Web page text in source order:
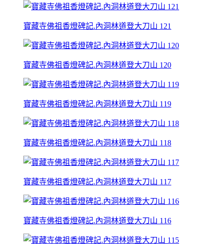
寶藏寺佛祖香燈碑記.內洞林道登大刀山 121
寶藏寺佛祖香燈碑記.內洞林道登大刀山 120
寶藏寺佛祖香燈碑記.內洞林道登大刀山 119
寶藏寺佛祖香燈碑記.內洞林道登大刀山 118
寶藏寺佛祖香燈碑記.內洞林道登大刀山 117
寶藏寺佛祖香燈碑記.內洞林道登大刀山 116